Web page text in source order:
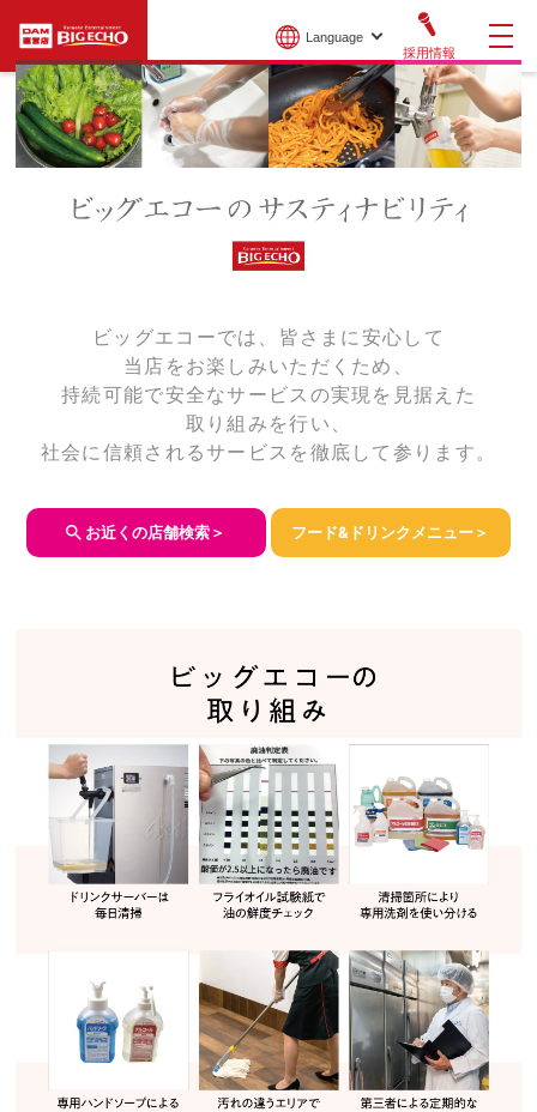
Language
採用情報
ビッグエコーでは、皆さまに安心して
当店をお楽しみいただくため、
持続可能で安全なサービスの実現を見据えた
取り組みを行い、
社会に信頼されるサービスを徹底して参ります。
お近くの店舗検索＞ フード&ドリンクメニュー＞